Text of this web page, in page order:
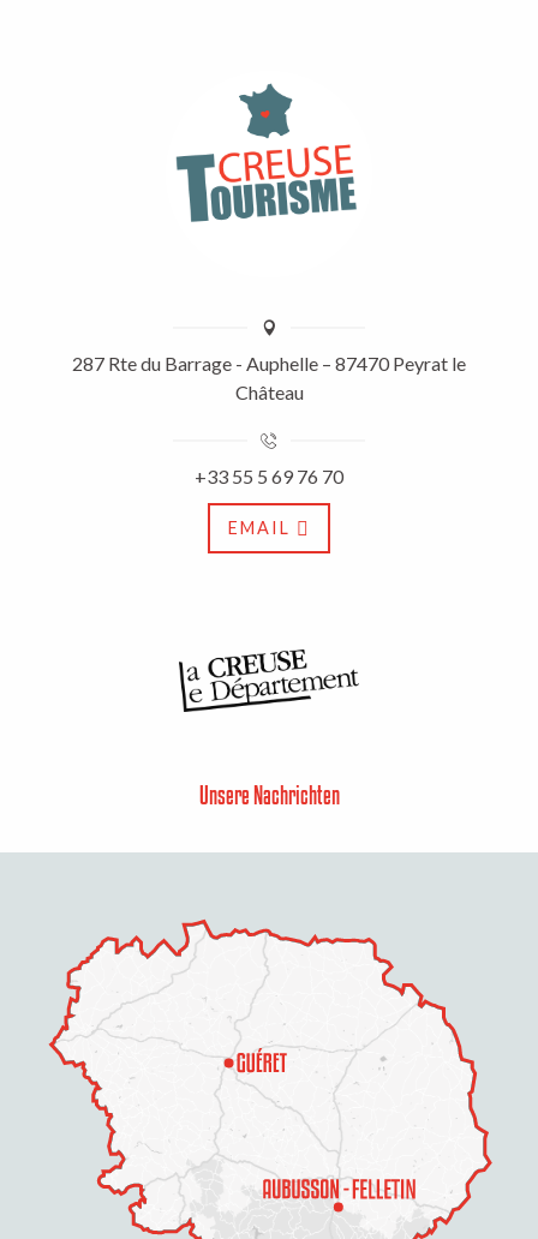
Öffnungen
287 Rte du Barrage - Auphelle – 87470 Peyrat le
Château
+33 55 5 69 76 70
EMAIL
Unsere Nachrichten